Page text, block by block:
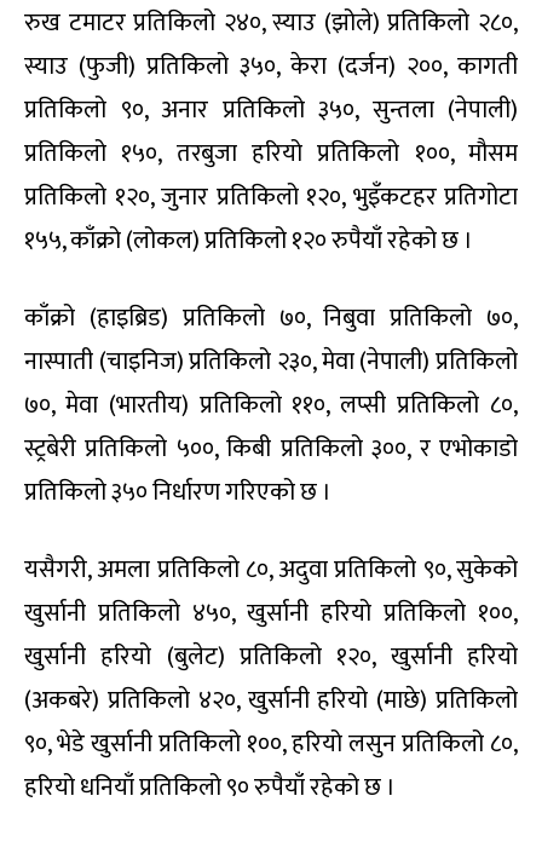
रुख टमाटर प्रतिकिलो २४०, स्याउ (झोले) प्रतिकिलो २८०,
स्याउ (फुजी) प्रतिकिलो ३५०, केरा (दर्जन) २००, कागती
प्रतिकिलो ९०, अनार प्रतिकिलो ३५०, सुन्तला (नेपाली)
प्रतिकिलो १५०, तरबुजा हरियो प्रतिकिलो १००, मौसम
प्रतिकिलो १२०, जुनार प्रतिकिलो १२०, भुइँकटहर प्रतिगोटा
१५५, काँक्रो (लोकल) प्रतिकिलो १२० रुपैयाँ रहेको छ ।
काँक्रो (हाइब्रिड) प्रतिकिलो ७०, निबुवा प्रतिकिलो ७०,
नास्पाती (चाइनिज) प्रतिकिलो २३०, मेवा (नेपाली) प्रतिकिलो
७०, मेवा (भारतीय) प्रतिकिलो ११०, लप्सी प्रतिकिलो ८०,
स्ट्रबेरी प्रतिकिलो ५००, किबी प्रतिकिलो ३००, र एभोकाडो
प्रतिकिलो ३५० निर्धारण गरिएको छ ।
यसैगरी, अमला प्रतिकिलो ८०, अदुवा प्रतिकिलो ९०, सुकेको
खुर्सानी प्रतिकिलो ४५०, खुर्सानी हरियो प्रतिकिलो १००,
खुर्सानी हरियो (बुलेट) प्रतिकिलो १२०, खुर्सानी हरियो
(अकबरे) प्रतिकिलो ४२०, खुर्सानी हरियो (माछे) प्रतिकिलो
९०, भेडे खुर्सानी प्रतिकिलो १००, हरियो लसुन प्रतिकिलो ८०,
हरियो धनियाँ प्रतिकिलो ९० रुपैयाँ रहेको छ ।